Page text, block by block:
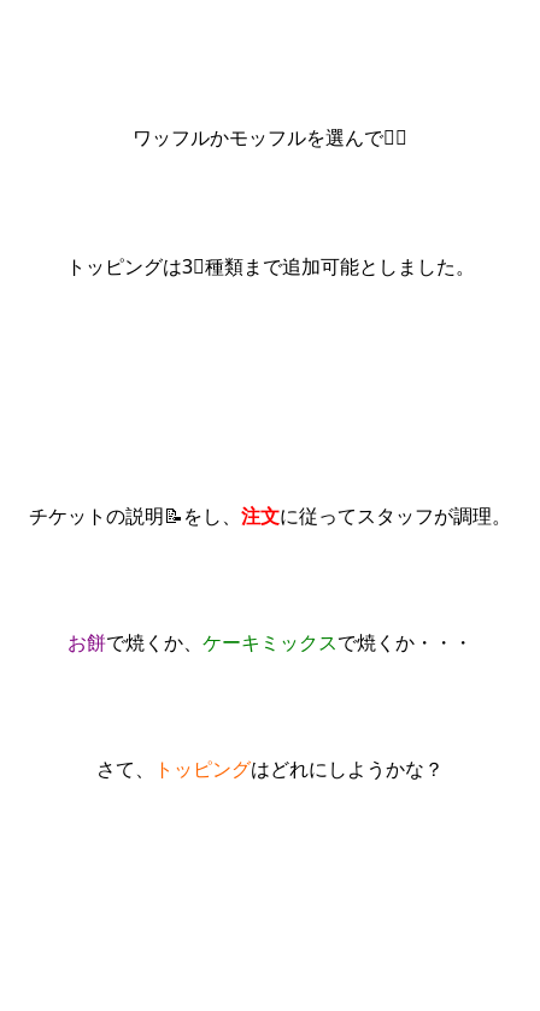
ワッフルかモッフルを選んで💁‍♀️
トッピングは3⃣種類まで追加可能としました。
チケットの説明📝をし、 注文に従ってスタッフが調理。
お餅で焼くか、 ケーキミックスで焼くか・・・
さて、 トッピングはどれにしようかな？